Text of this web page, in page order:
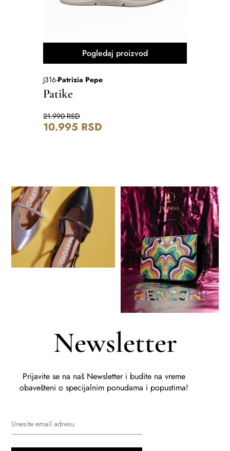
Pogledaj proizvod
J316-Patrizia Pepe
Patike
21.990RSD
10.995 RSD
Newsletter
Prijavite se na naš Newsletter i budite na vreme
obavešteni o specijalnim ponudama i popustima!